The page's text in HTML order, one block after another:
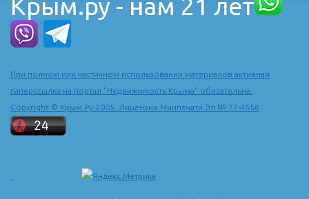
Крым.ру - нам 21 лет
При полном или частичном использовании материалов активная
гиперссылка на портал "Недвижимость Крыма" обязательна.
Copyright © Крым.Ру 2005. Лицензия Минпечати Эл № 77-4556